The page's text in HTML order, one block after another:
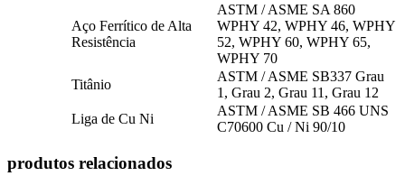
Aço Ferrítico de Alta
Resistência
ASTM / ASME SA 860
WPHY 42, WPHY 46, WPHY
52, WPHY 60, WPHY 65,
WPHY 70
Titânio
ASTM / ASME SB337 Grau
1, Grau 2, Grau 11, Grau 12
Liga de Cu Ni
ASTM / ASME SB 466 UNS
C70600 Cu / Ni 90/10
produtos relacionados